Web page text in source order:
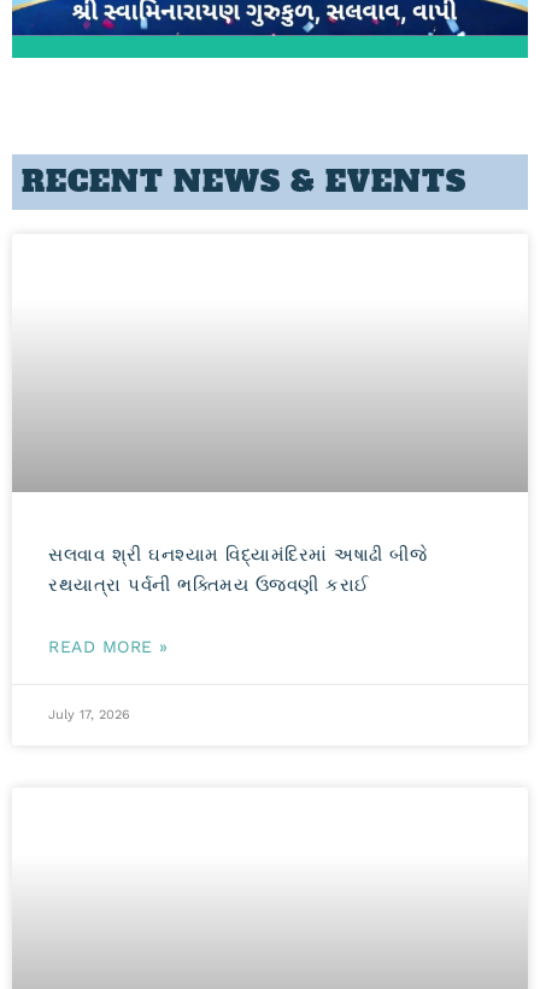
RECENT NEWS & EVENTS
સલવાવ શ્રી ઘનશ્યામ વિદ્યામંદિરમાં અષાઢી બીજે
રથયાત્રા પર્વની ભક્તિમય ઉજવણી કરાઈ
READ MORE »
July 17, 2026